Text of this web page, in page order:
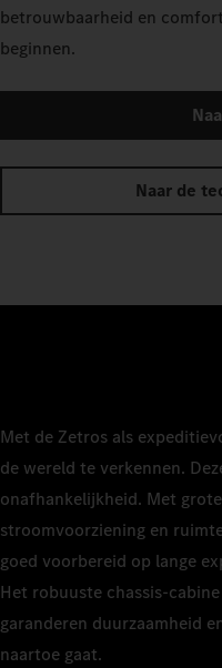
betrouwbaarheid en
beginnen.
Naar de
Met de Zetros als
de wereld te verkennen.
onafhankelijkheid. Met
stroomvoorziening en
goed voorbereid op lange
Het robuuste chassis-
garanderen duurzaamheid
naartoe gaat.